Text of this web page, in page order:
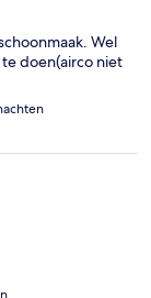
Wel
doen(airco niet